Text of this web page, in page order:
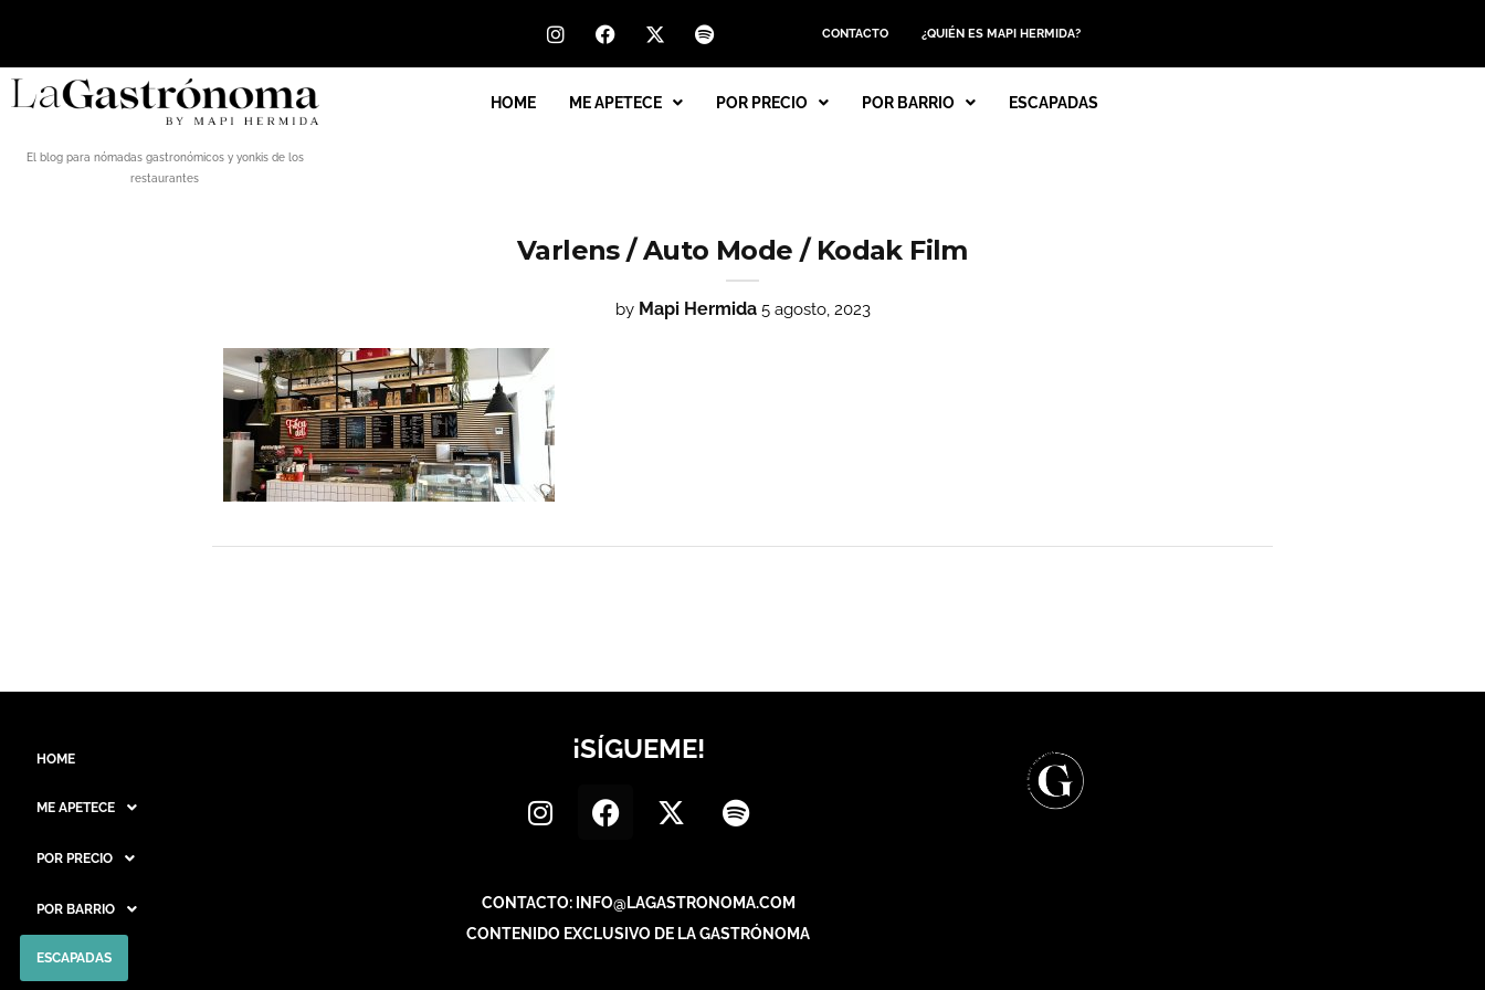
CONTACTO ¿QUIÉN ES MAPI HERMIDA?
El blog para nómadas gastronómicos y yonkis de los
restaurantes
HOME ME APETECE POR PRECIO POR BARRIO ESCAPADAS
Varlens / Auto Mode / Kodak Film
by Mapi Hermida 5 agosto, 2023
HOME
ME APETECE
POR PRECIO
POR BARRIO
ESCAPADAS
¡SÍGUEME!
CONTACTO: INFO@LAGASTRONOMA.COM
CONTENIDO EXCLUSIVO DE LA GASTRÓNOMA